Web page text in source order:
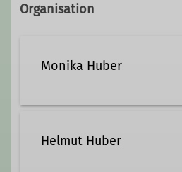
Organisation
Monika Huber
Helmut Huber